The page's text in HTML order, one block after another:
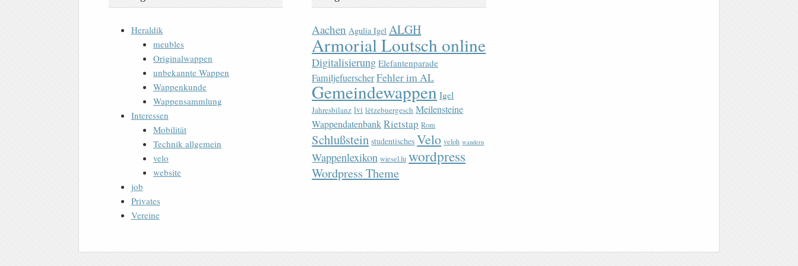
Heraldik
meubles
Originalwappen
unbekannte Wappen
Wappenkunde
Wappensammlung
Interessen
Mobilität
Technik allgemein
velo
website
job
Privates
Vereine
Aachen Agulia Igel ALGH
Armorial Loutsch online
Digitalisierung Elefantenparade
FamiljefuerscherFehler im AL
Gemeindewappen Igel
Jahresbilanz lvi lëtzebuergesch Meilensteine
WappendatenbankRietstap Rom
Schlußstein studentisches Velo veloh wandern
Wappenlexikon wiesel.lu wordpress
Wordpress Theme